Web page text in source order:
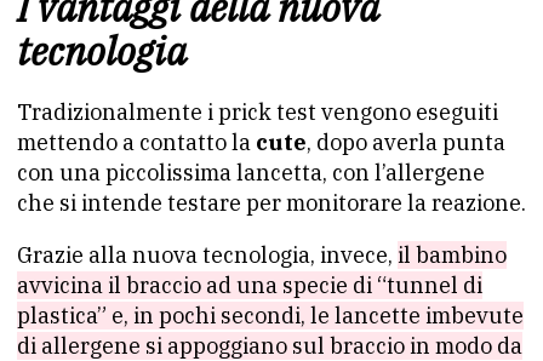
tecnologia
Tradizionalmente i prick test vengono eseguiti
mettendo a contatto la cute, dopo averla punta
con una piccolissima lancetta, con l’allergene
che si intende testare per monitorare la reazione.
Grazie alla nuova tecnologia, invece, il bambino
avvicina il braccio ad una specie di “tunnel di
plastica” e, in pochi secondi, le lancette imbevute
di allergene si appoggiano sul braccio in modo da